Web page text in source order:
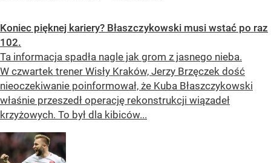
Koniec pięknej kariery? Błaszczykowski musi wstać po raz
102.
Ta informacja spadła nagle jak grom z jasnego nieba.
W czwartek trener Wisły Kraków, Jerzy Brzęczek dość
nieoczekiwanie poinformował, że Kuba Błaszczykowski
właśnie przeszedł operację rekonstrukcji wiązadeł
krzyżowych. To był dla kibiców...